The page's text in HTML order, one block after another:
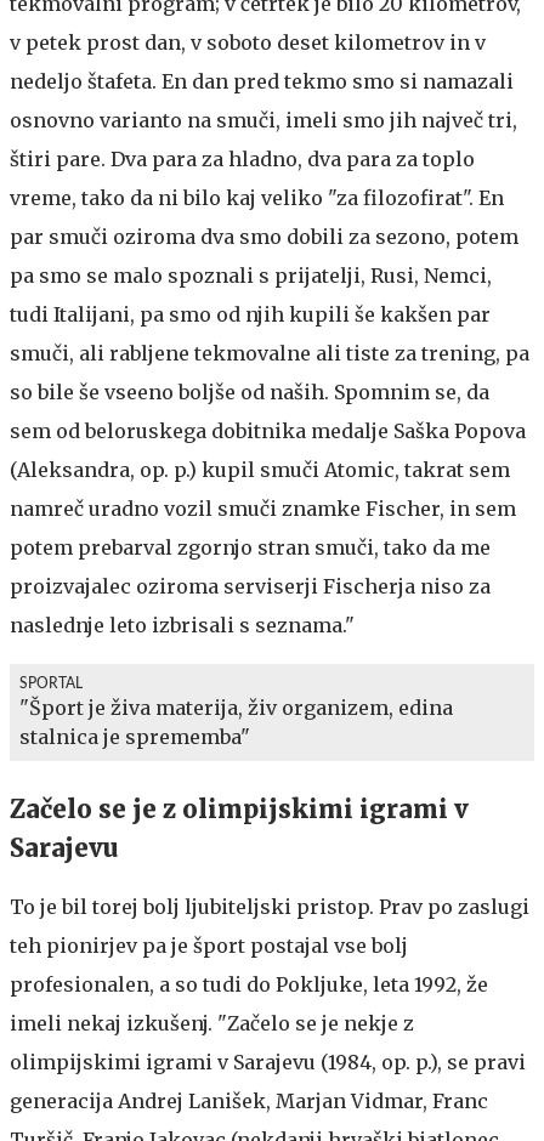
v petek prost dan, v soboto deset kilometrov in v
nedeljo štafeta. En dan pred tekmo smo si namazali
osnovno varianto na smuči, imeli smo jih največ tri,
štiri pare. Dva para za hladno, dva para za toplo
vreme, tako da ni bilo kaj veliko "za filozofirat". En
par smuči oziroma dva smo dobili za sezono, potem
pa smo se malo spoznali s prijatelji, Rusi, Nemci,
tudi Italijani, pa smo od njih kupili še kakšen par
smuči, ali rabljene tekmovalne ali tiste za trening, pa
so bile še vseeno boljše od naših. Spomnim se, da
sem od beloruskega dobitnika medalje Saška Popova
(Aleksandra, op. p.) kupil smuči Atomic, takrat sem
namreč uradno vozil smuči znamke Fischer, in sem
potem prebarval zgornjo stran smuči, tako da me
proizvajalec oziroma serviserji Fischerja niso za
naslednje leto izbrisali s seznama."
SPORTAL
"Šport je živa materija, živ organizem, edina
stalnica je sprememba"
Začelo se je z olimpijskimi igrami v
Sarajevu
To je bil torej bolj ljubiteljski pristop. Prav po zaslugi
teh pionirjev pa je šport postajal vse bolj
profesionalen, a so tudi do Pokljuke, leta 1992, že
imeli nekaj izkušenj. "Začelo se je nekje z
olimpijskimi igrami v Sarajevu (1984, op. p.), se pravi
generacija Andrej Lanišek, Marjan Vidmar, Franc